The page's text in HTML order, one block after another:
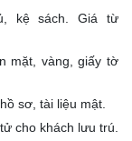
kệ sách. Giá từ
mặt, vàng, giấy tờ
sơ, tài liệu mật.
cho khách lưu trú.